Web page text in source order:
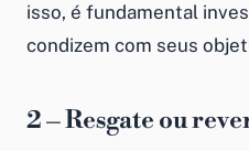
isso, é fundamental
condizem com seus
2 – Resgate ou